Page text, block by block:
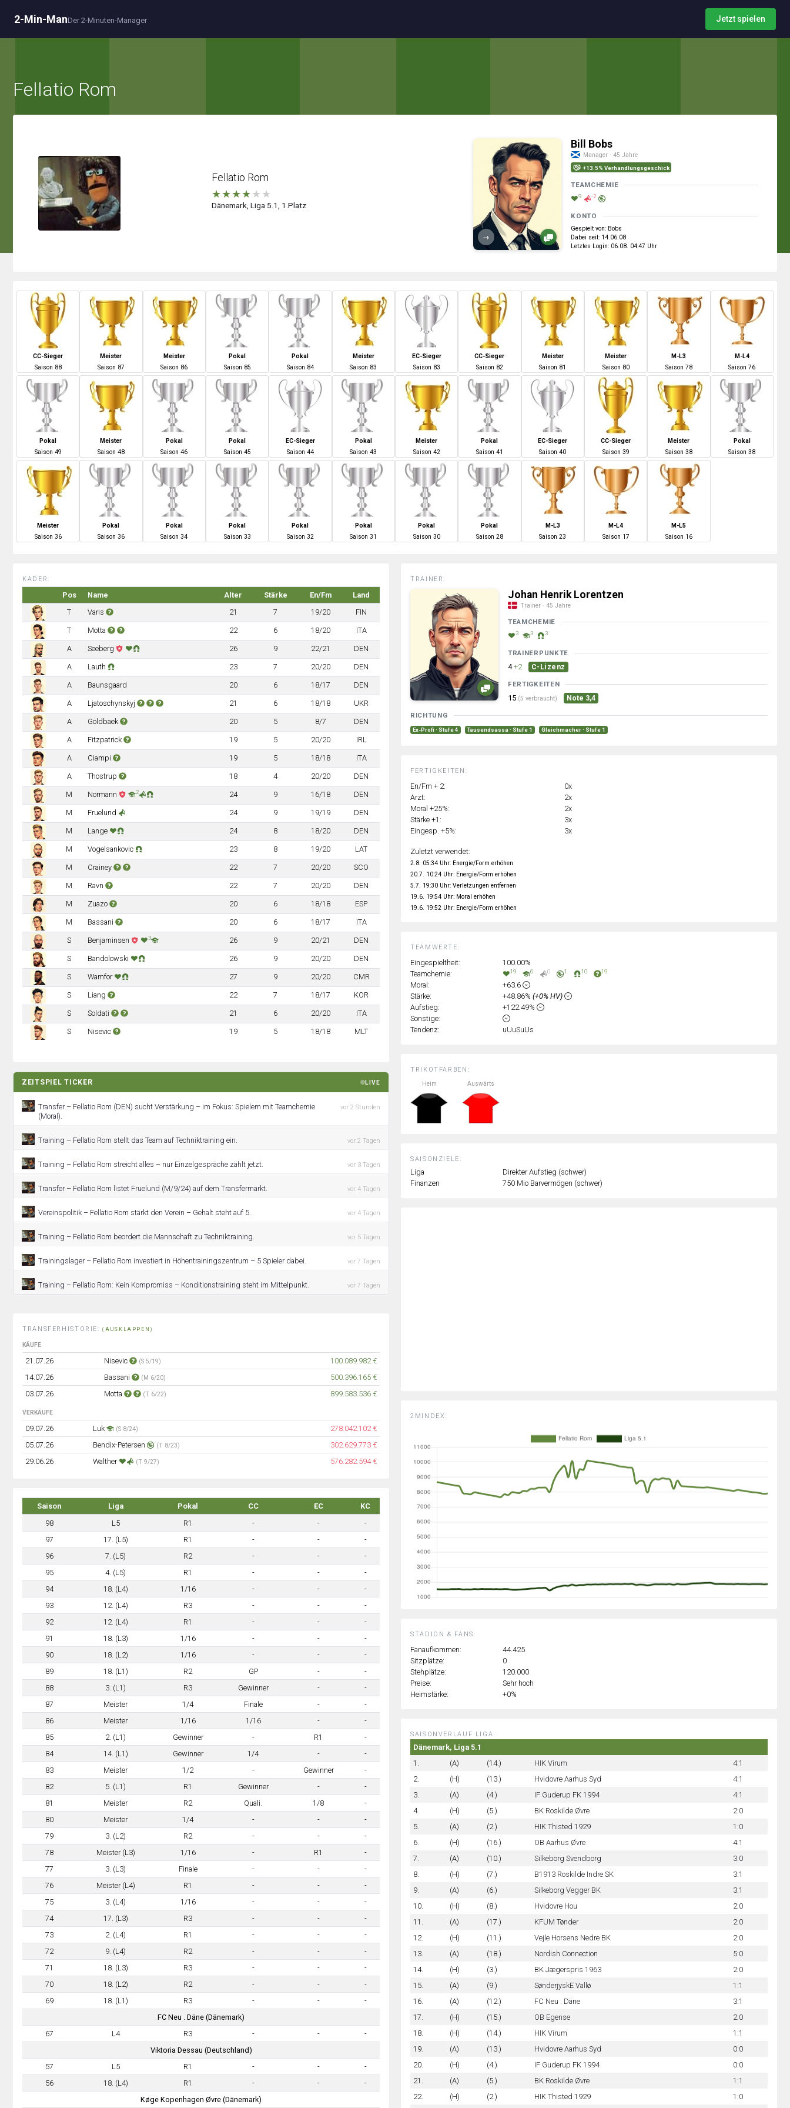
2-Min-ManDer 2-Minuten-Manager Jetzt spielen
Fellatio Rom
Fellatio Rom
★★★★★ ★
Dänemark, Liga 5.1, 1.Platz
→
Bill Bobs
Manager · 45 Jahre
+13.5% Verhandlungsgeschick
TEAMCHEMIE
9 -2
KONTO
Gespielt von: Bobs
Dabei seit: 14.06.08
Letztes Login: 06.08. 04:47 Uhr
CC-Sieger
Saison 88
Meister
Saison 87
Meister
Saison 86
Pokal
Saison 85
Pokal
Saison 84
Meister
Saison 83
EC-Sieger
Saison 83
CC-Sieger
Saison 82
Meister
Saison 81
Meister
Saison 80
M-L3
Saison 78
M-L4
Saison76
Pokal
Saison 49
Meister
Saison 48
Pokal
Saison46
Pokal
Saison 45
EC-Sieger
Saison 44
Pokal
Saison43
Meister
Saison 42
Pokal
Saison 41
EC-Sieger
Saison40
CC-Sieger
Saison 39
Meister
Saison 38
Pokal
Saison38
Meister
Saison 36
Pokal
Saison 36
Pokal
Saison34
Pokal
Saison 33
Pokal
Saison 32
Pokal
Saison31
Pokal
Saison 30
Pokal
Saison 28
M-L3
Saison23
M-L4
Saison 17
M-L5
Saison 16
KADER:
Pos Name Alter Stärke En/Fm
Land
T
Varis 21 7 19/20 FIN
T Motta 22 6 18/20 ITA
A Seeberg 26 9 22/21 DEN
A Lauth 23 7 20/20 DEN
A Baunsgaard 20 6 18/17 DEN
A Ljatoschynskyj 21 6 18/18 UKR
A Goldbaek 20 5 8/7 DEN
A Fitzpatrick 19 5 20/20 IRL
A Ciampi 19 5 18/18 ITA
A Thostrup 18 4 20/20 DEN
M Normann 2 24 9 16/18 DEN
M Fruelund 24 9 19/19 DEN
M Lange 24 8 18/20 DEN
M Vogelsankovic 23 8 19/20 LAT
M Crainey 22 7 20/20 SCO
M Ravn 22 7 20/20 DEN
M Zuazo 20 6 18/18 ESP
M Bassani 20 6 18/17 ITA
S Benjaminsen 3 26 9 20/21 DEN
S Bandolowski 26 9 20/20 DEN
S Wamfor 27 9 20/20 CMR
S Liang 22 7 18/17 KOR
S Soldati 21 6 20/20 ITA
S Nisevic 19 5 18/18 MLT
ZEITSPIEL TICKER LIVE
Transfer – Fellatio Rom (DEN) sucht Verstärkung – im Fokus: Spielern mit Teamchemie
(Moral).
vor 2 Stunden
Training – Fellatio Rom stellt das Team auf Techniktraining ein. vor 2 Tagen
Training – Fellatio Rom streicht alles – nur Einzelgespräche zählt jetzt. vor 3 Tagen
Transfer – Fellatio Rom listet Fruelund (M/9/24) auf dem Transfermarkt. vor 4 Tagen
Vereinspolitik – Fellatio Rom stärkt den Verein – Gehalt steht auf 5. vor 4 Tagen
Training – Fellatio Rom beordert die Mannschaft zu Techniktraining. vor 5 Tagen
Trainingslager – Fellatio Rom investiert in Höhentrainingszentrum – 5 Spieler dabei. vor 7 Tagen
Training – Fellatio Rom: Kein Kompromiss – Konditionstraining steht im Mittelpunkt. vor 7 Tagen
TRANSFERHISTORIE:(AUSKLAPPEN)
KÄUFE
21.07.26 Nisevic (S 5/19)
100.089.982 €
14.07.26
Bassani (M 6/20)
500.396.165 €
03.07.26
Motta (T 6/22) 899.583.536 €
VERKÄUFE
09.07.26 Luk (S 8/24)
278.042.102 €
05.07.26
Bendix-Petersen (T 8/23)
302.629.773 €
29.06.26
Walther (T 9/27) 576.282.594 €
Saison Liga Pokal CC EC
KC
98
L5 R1 - -
-
97
17. (L5) R1 - -
-
96
7. (L5) R2 - -
-
95
4. (L5) R1 - -
-
94
18. (L4) 1/16 - -
-
93
12. (L4) R3 - -
-
92
12. (L4) R1 - -
-
91
18. (L3) 1/16 - -
-
90
18. (L2) 1/16 - -
-
89
18. (L1) R2 GP -
-
88
3. (L1) R3 Gewinner -
-
87
Meister 1/4 Finale -
-
86
Meister 1/16 1/16 -
-
85
2. (L1) Gewinner - R1
-
84
14. (L1) Gewinner 1/4 -
-
83
Meister 1/2 - Gewinner
-
82
5. (L1) R1 Gewinner -
-
81
Meister R2 Quali. 1/8
-
80
Meister 1/4 - -
-
79
3. (L2) R2 - -
-
78
Meister (L3) 1/16 - R1
-
77
3. (L3) Finale - -
-
76
Meister (L4) R1 - -
-
75
3. (L4) 1/16 - -
-
74
17. (L3) R3 - -
-
73
2. (L4) R1 - -
-
72
9. (L4) R2 - -
-
71
18. (L3) R3 - -
-
70
18. (L2) R2 - -
-
69
18. (L1) R3 - -
-
FC Neu . Däne (Dänemark)
67
L4 R3 - -
-
Viktoria Dessau (Deutschland)
57
L5 R1 - -
-
56
18. (L4) R1 - -
-
Køge Kopenhagen Øvre (Dänemark)
TRIKOTFARBEN:
Heim
Auswärts
SAISONZIELE:
Liga
Direkter Aufstieg (schwer)
Finanzen
750 Mio Barvermögen (schwer)
2MINDEX:
TEAMWERTE:
Eingespieltheit:
100.00%
Teamchemie:
19 6 0 1 10 19
Moral:
+63.6
Stärke:
+48.86% (+0% HV)
Aufstieg:
+122.49%
Sonstige:
Tendenz:
uUuSuUs
TRAINER:
Johan Henrik Lorentzen
Trainer · 45 Jahre
TEAMCHEMIE
3 3 3
TRAINERPUNKTE
4 +2 C-Lizenz
FERTIGKEITEN
15 (5 verbraucht) Note 3,4
RICHTUNG
Ex-Profi · Stufe 4 Tausendsassa · Stufe 1 Gleichmacher · Stufe 1
FERTIGKEITEN:
En/Fm + 2:
0x
Arzt:
2x
Moral +25%:
2x
Stärke +1:
3x
Eingesp. +5%:
3x
Zuletzt verwendet:
2.8. 05:34 Uhr: Energie/Form erhöhen
20.7. 10:24 Uhr: Energie/Form erhöhen
5.7. 19:30 Uhr: Verletzungen entfernen
19.6. 19:54 Uhr: Moral erhöhen
19.6. 19:52 Uhr: Energie/Form erhöhen
STADION & FANS:
Fanaufkommen:
44.425
Sitzplätze:
0
Stehplätze:
120.000
Preise:
Sehr hoch
Heimstärke:
+0%
SAISONVERLAUF LIGA:
Dänemark, Liga 5.1
1.
(A) (14.) HIK Virum
4:1
2.
(H) (13.) Hvidovre Aarhus Syd
4:1
3.
(A) (4.) IF Guderup FK 1994
4:1
4.
(H) (5.) BK Roskilde Øvre
2:0
5.
(A) (2.) HIK Thisted 1929
1:0
6.
(H) (16.) OB Aarhus Øvre
4:1
7.
(A) (10.) Silkeborg Svendborg
3:0
8.
(H) (7.) B1913 Roskilde Indre SK
3:1
9.
(A) (6.) Silkeborg Vegger BK
3:1
10.
(H) (8.) Hvidovre Hou
2:0
11.
(A) (17.) KFUM Tønder
2:0
12.
(H) (11.) Vejle Horsens Nedre BK
2:0
13.
(A) (18.) Nordish Connection
5:0
14.
(H) (3.) BK Jægerspris 1963
2:0
15.
(A) (9.) SønderjyskE Vallø
1:1
16.
(A) (12.) FC Neu . Däne
3:1
17.
(H) (15.) OB Egense
2:0
18.
(H) (14.) HIK Virum
1:1
19.
(A) (13.) Hvidovre Aarhus Syd
0:0
20.
(H) (4.) IF Guderup FK 1994
0:0
21.
(A) (5.) BK Roskilde Øvre
1:1
22.
(H) (2.) HIK Thisted 1929
1:0